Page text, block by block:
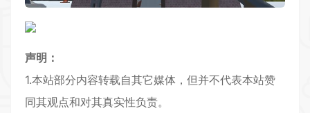
声明：
1.本站部分内容转载自其它媒体，但并不代表本站赞
同其观点和对其真实性负责。